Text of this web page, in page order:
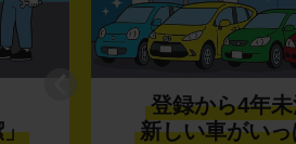
」
登録から4年
新しい車がいっ